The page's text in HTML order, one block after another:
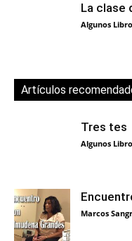
La clase
Algunos
Artículos
Tres tes
Algunos
Marcos